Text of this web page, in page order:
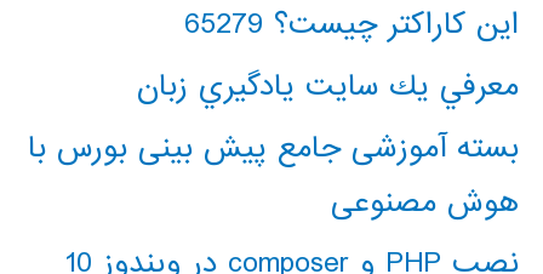
این کاراکتر چیست؟ 65279
معرفي يك سايت يادگيري زبان
بسته آموزشی جامع پیش بینی بورس با
هوش مصنوعی
نصب PHP و composer در ویندوز 10